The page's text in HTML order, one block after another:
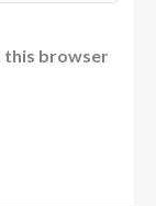
this browser